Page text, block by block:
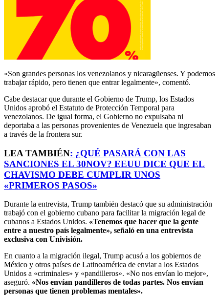
«Son grandes personas los venezolanos y nicaragüenses. Y podemos
trabajar rápido, pero tienen que entrar legalmente», comentó.
Cabe destacar que durante el Gobierno de Trump, los Estados
Unidos aprobó el Estatuto de Protección Temporal para
venezolanos. De igual forma, el Gobierno no expulsaba ni
deportaba a las personas provenientes de Venezuela que ingresaban
a través de la frontera sur.
LEA TAMBIÉN: ¿QUÉ PASARÁ CON LAS
SANCIONES EL 30NOV? EEUU DICE QUE EL
CHAVISMO DEBE CUMPLIR UNOS
«PRIMEROS PASOS»
Durante la entrevista, Trump también destacó que su administración
trabajó con el gobierno cubano para facilitar la migración legal de
cubanos a Estados Unidos. «Tenemos que hacer que la gente
entre a nuestro país legalmente», señaló en una entrevista
exclusiva con Univisión.
En cuanto a la migración ilegal, Trump acusó a los gobiernos de
México y otros países de Latinoamérica de enviar a los Estados
Unidos a «criminales» y «pandilleros». «No nos envían lo mejor»,
aseguró. «Nos envían pandilleros de todas partes. Nos envían
personas que tienen problemas mentales».